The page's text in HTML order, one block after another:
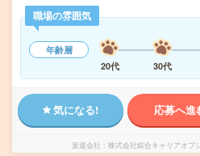
職場の雰囲気
年齢層
20代
30代
気になる! 応募へ進
派遣会社 株式会社綜合キャリアオプ